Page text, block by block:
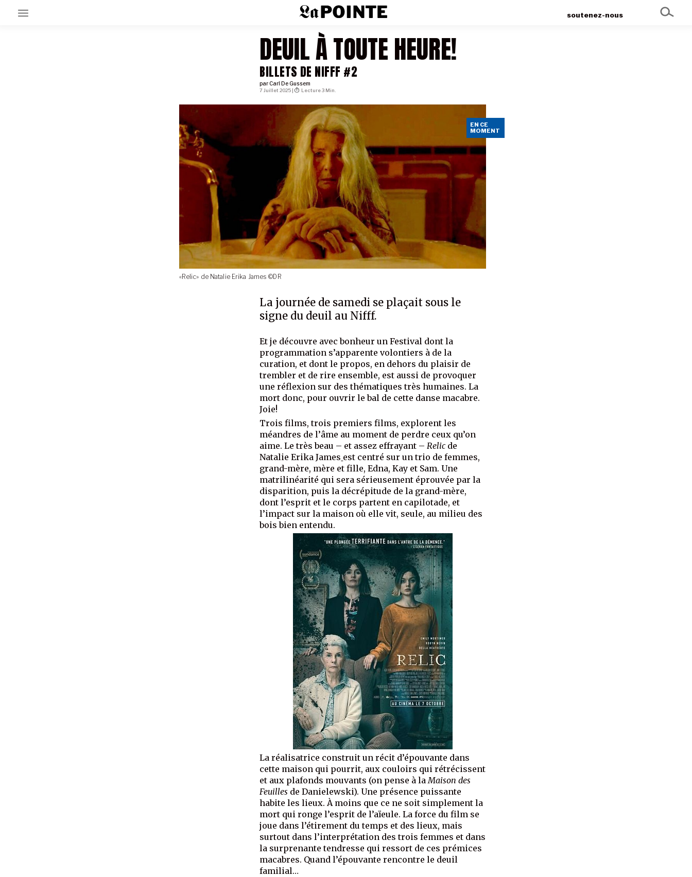
soutenez-nous
«Relic» de Natalie Erika James ©DR
DEUIL À TOUTE HEURE!
BILLETS DE NIFFF #2
EN CE
MOMENT
parCarl De Gussem
La journée de samedi se plaçait sous le
signe du deuil au Nifff.
7 Juillet 2025 | Lecture 3 Min.
Et je découvre avec bonheur un Festival dont la
programmation s’apparente volontiers à de la
curation, et dont le propos, en dehors du plaisir de
trembler et de rire ensemble, est aussi de provoquer
une réflexion sur des thématiques très humaines. La
mort donc, pour ouvrir le bal de cette danse macabre.
Joie!
Trois films, trois premiers films, explorent les
méandres de l’âme au moment de perdre ceux qu’on
aime. Le très beau – et assez effrayant –Relic de
Natalie Erika James est centré sur un trio de femmes,
grand-mère, mère et fille, Edna, Kay et Sam. Une
matrilinéarité qui sera sérieusement éprouvée par la
disparition, puis la décrépitude de la grand-mère,
dont l’esprit et le corps partent en capilotade, et
l’impact sur la maison où elle vit, seule, au milieu des
bois bien entendu.
La réalisatrice construit un récit d’épouvante dans
cette maison qui pourrit, aux couloirs qui rétrécissent
et aux plafonds mouvants (on pense à laMaison des
Feuilles de Danielewski). Une présence puissante
habite les lieux. À moins que ce ne soit simplement la
mort qui ronge l’esprit de l’aïeule. La force du film se
joue dans l’étirement du temps et des lieux, mais
surtout dans l’interprétation des trois femmes et dans
la surprenante tendresse qui ressort de ces prémices
macabres. Quand l’épouvante rencontre le deuil
familial…